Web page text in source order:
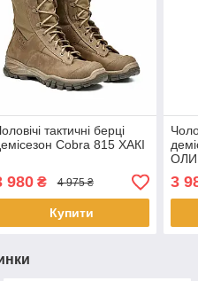
тактичні берці
Cobra 815 ХАКІ
980₴ 4 975 ₴
Купити
3